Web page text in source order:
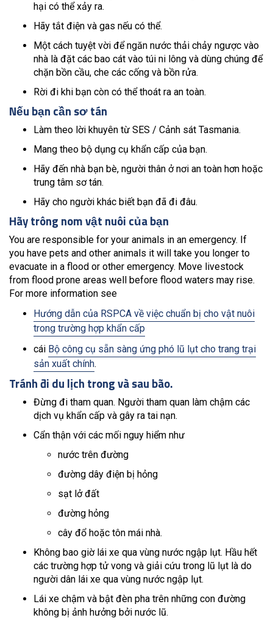
hại có thể xảy ra.
Hãy tắt điện và gas nếu có thể.
Một cách tuyệt vời để ngăn nước thải chảy ngược vào
nhà là đặt các bao cát vào túi ni lông và dùng chúng để
chặn bồn cầu, che các cống và bồn rửa.
Rời đi khi bạn còn có thể thoát ra an toàn.
Nếu bạn cần sơ tán
Làm theo lời khuyên từ SES / Cảnh sát Tasmania.
Mang theo bộ dụng cụ khẩn cấp của bạn.
Hãy đến nhà bạn bè, người thân ở nơi an toàn hơn hoặc
trung tâm sơ tán.
Hãy cho người khác biết bạn đã đi đâu.
Hãy trông nom vật nuôi của bạn
You are responsible for your animals in an emergency. If
you have pets and other animals it will take you longer to
evacuate in a flood or other emergency. Move livestock
from flood prone areas well before flood waters may rise.
For more information see
Hướng dẫn của RSPCA về việc chuẩn bị cho vật nuôi
trong trường hợp khẩn cấp
cái Bộ công cụ sẵn sàng ứng phó lũ lụt cho trang trại
sản xuất chính.
Tránh đi du lịch trong và sau bão.
Đừng đi tham quan. Người tham quan làm chậm các
dịch vụ khẩn cấp và gây ra tai nạn.
Cẩn thận với các mối nguy hiểm như
nước trên đường
đường dây điện bị hỏng
sạt lở đất
đường hỏng
cây đổ hoặc tôn mái nhà.
Không bao giờ lái xe qua vùng nước ngập lụt. Hầu hết
các trường hợp tử vong và giải cứu trong lũ lụt là do
người dân lái xe qua vùng nước ngập lụt.
Lái xe chậm và bật đèn pha trên những con đường
không bị ảnh hưởng bởi nước lũ.